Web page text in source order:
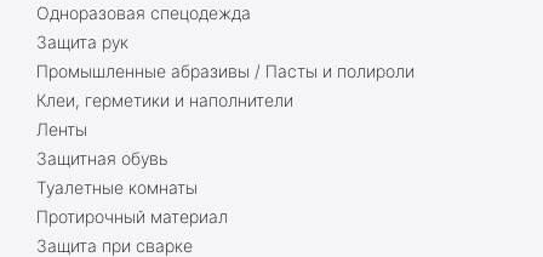
Одноразовая спецодежда
Защита рук
Промышленные абразивы / Пасты и полироли
Клеи, герметики и наполнители
Ленты
Защитная обувь
Туалетные комнаты
Протирочный материал
Защита при сварке